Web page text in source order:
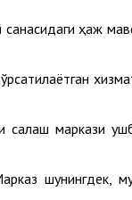
санасидаги ҳаж
сақлаш маркази
шунингдек,